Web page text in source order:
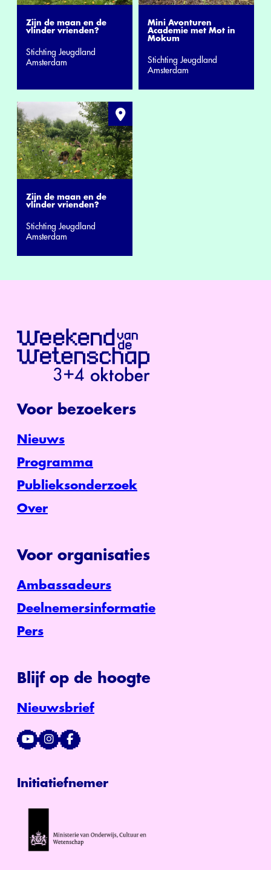
Zijn de maan en de
vlinder vrienden?
Stichting Jeugdland
Amsterdam
Mini Avonturen
Academie met Mot in
Mokum
Stichting Jeugdland
Amsterdam
Zijn de maan en de
vlinder vrienden?
Stichting Jeugdland
Amsterdam
Voor bezoekers
Nieuws
Programma
Publieksonderzoek
Over
Voor organisaties
Ambassadeurs
Deelnemersinformatie
Pers
Blijf op de hoogte
Nieuwsbrief
Initiatiefnemer